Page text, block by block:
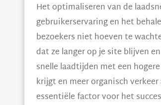
Het optimaliseren van de
gebruikerservaring en het
bezoekers niet hoeven te
dat ze langer op je site blijven
snelle laadtijden met een
krijgt en meer organisch
essentiële factor voor het